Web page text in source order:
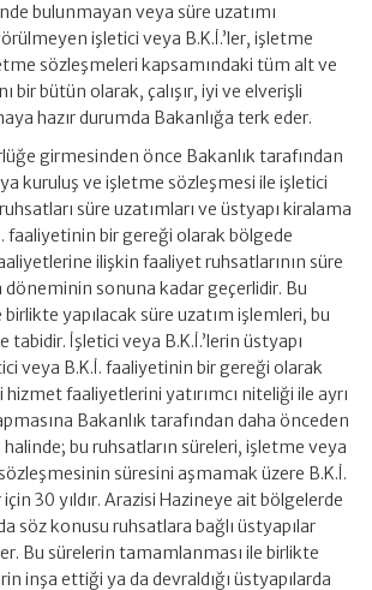
bulunmayan veya süre uzatımı
işletici veya B.K.İ.’ler, işletme
sözleşmeleri kapsamındaki tüm alt ve
bir bütün olarak, çalışır, iyi ve elverişli
hazır durumda Bakanlığa terk eder.
girmesinden önce Bakanlık tarafından
kuruluş ve işletme sözleşmesi ile işletici
süre uzatımları ve üstyapı kiralama
faaliyetinin bir gereği olarak bölgede
ilişkin faaliyet ruhsatlarının süre
döneminin sonuna kadar geçerlidir. Bu
yapılacak süre uzatım işlemleri, bu
İşletici veya B.K.İ.’lerin üstyapı
veya B.K.İ. faaliyetinin bir gereği olarak
faaliyetlerini yatırımcı niteliği ile ayrı
Bakanlık tarafından daha önceden
bu ruhsatların süreleri, işletme veya
süresini aşmamak üzere B.K.İ.
30 yıldır. Arazisi Hazineye ait bölgelerde
söz konusu ruhsatlara bağlı üstyapılar
Bu sürelerin tamamlanması ile birlikte
inşa ettiği ya da devraldığı üstyapılarda